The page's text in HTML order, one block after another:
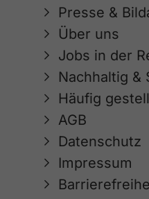
Presse &
Über uns
Jobs in der
Nachhaltig &
Häufig
AGB
Datenschutz
Impressum